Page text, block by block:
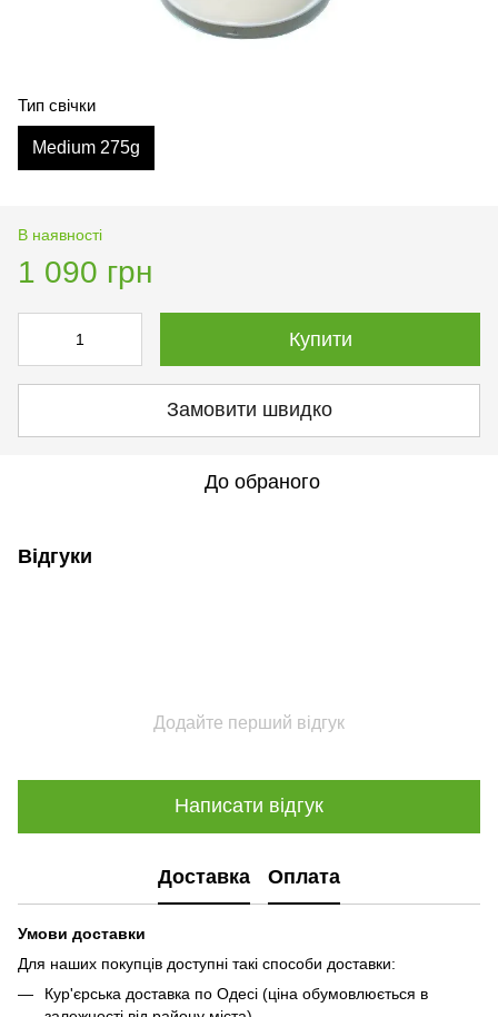
Тип свічки
Medium 275g
В наявності
1 090 грн
Купити
Замовити швидко
До обраного
Відгуки
Додайте перший відгук
Написати відгук
Доставка Оплата
Умови доставки
Для наших покупців доступні такі способи доставки:
Кур'єрська доставка по Одесі (ціна обумовлюється в